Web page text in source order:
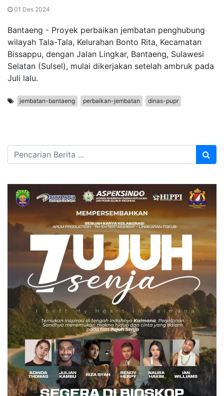
01 Des 2024
Bantaeng - Proyek perbaikan jembatan penghubung
wilayah Tala-Tala, Kelurahan Bonto Rita, Kecamatan
Bissappu, dengan Jalan Lingkar, Bantaeng, Sulawesi
Selatan (Sulsel), mulai dikerjakan setelah ambruk pada
Juli lalu.
jembatan-bantaeng perbaikan-jembatan dinas-pupr